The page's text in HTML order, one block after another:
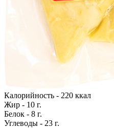
Калорийность - 220 ккал
Жир - 10 г.
Белок - 8 г.
Углеводы - 23 г.